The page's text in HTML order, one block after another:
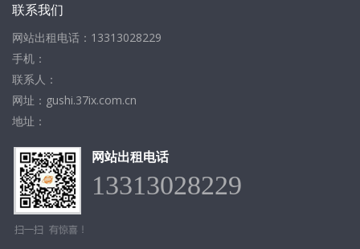
联系我们
网站出租电话：13313028229
手机：
联系人：
网址：gushi.37ix.com.cn
地址：
网站出租电话
13313028229